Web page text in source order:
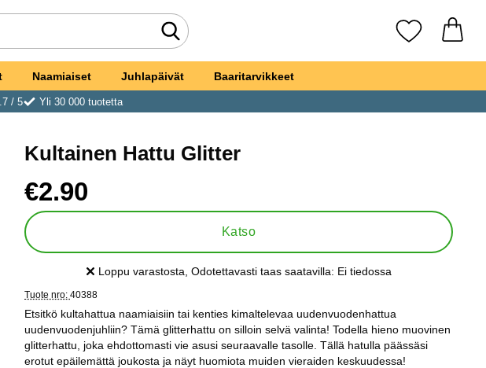
Tee haku Suosikkini
Naamiaiset Juhlapäivät Baaritarvikkeet
/ 5
Yli 30 000 tuotetta
Glitter suosikiksi
Kultainen Hattu Glitter
hinta
€2.90
Katso
Saatavuus:
Loppu varastosta , Odotettavasti taas saatavilla: Ei tiedossa
Tuote nro: 40388
Etsitkö kultahattua naamiaisiin tai kenties kimaltelevaa uudenvuodenhattua
uudenvuodenjuhliin? Tämä glitterhattu on silloin selvä valinta! Todella hieno muovinen
glitterhattu, joka ehdottomasti vie asusi seuraavalle tasolle. Tällä hatulla päässäsi
erotut epäilemättä joukosta ja näyt huomiota muiden vieraiden keskuudessa!